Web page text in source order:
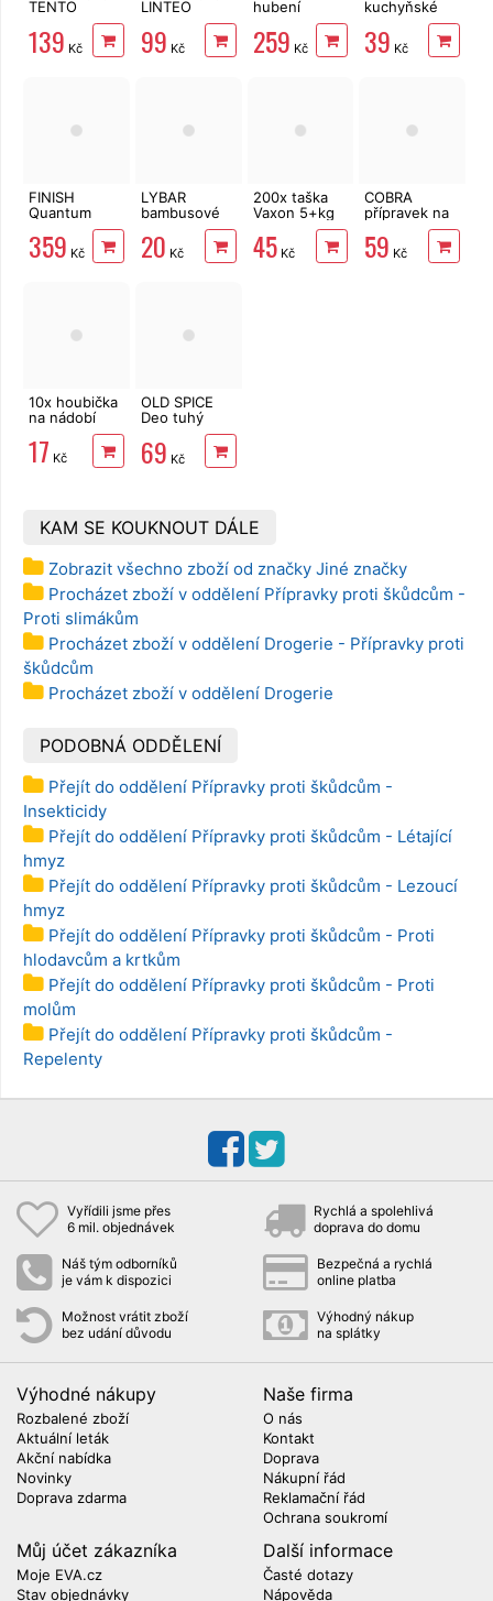
TENTO
Delicate
3vrstvý 24
139 Kč
LINTEO
3vrstvý 16
rolí, 240 m
99 Kč
hubení
slimáků 1kg
259 Kč
kuchyňské
Clean
2vrstvé, 4
39 Kč
FINISH
Quantum
Lemon 130 ks
359 Kč
LYBAR
bambusové
tyčinky 200
ks
20 Kč
200x taška
Vaxon 5+kg
12µm na roli
22+11x45 cm
45Kč
COBRA
přípravek na
Univerzální
400 ml
59 Kč
10x houbička
na nádobí
17 Kč
OLD SPICE
Deo tuhý
Rockstar 50
ml
69 Kč
KAM SE KOUKNOUT DÁLE
Zobrazit všechno zboží od značky Jiné značky
Procházet zboží v oddělení Přípravky proti škůdcům -
Proti slimákům
Procházet zboží v oddělení Drogerie - Přípravky proti
škůdcům
Procházet zboží v oddělení Drogerie
PODOBNÁ ODDĚLENÍ
Přejít do oddělení Přípravky proti škůdcům -
Insekticidy
Přejít do oddělení Přípravky proti škůdcům - Létající
hmyz
Přejít do oddělení Přípravky proti škůdcům - Lezoucí
hmyz
Přejít do oddělení Přípravky proti škůdcům - Proti
hlodavcům a krtkům
Přejít do oddělení Přípravky proti škůdcům - Proti
molům
Přejít do oddělení Přípravky proti škůdcům -
Repelenty
Vyřídili jsme přes
6 mil. objednávek
Rychlá a spolehlivá
doprava do domu
Náš tým odborníků
je vám k dispozici
Bezpečná a rychlá
online platba
Možnost vrátit zboží
bez udání důvodu
Výhodný nákup
na splátky
Výhodné nákupy
Rozbalené zboží
Aktuální leták
Akční nabídka
Novinky
Doprava zdarma
Naše firma
O nás
Kontakt
Doprava
Nákupní řád
Reklamační řád
Ochrana soukromí
Můj účet zákazníka
Moje EVA.cz
Stav objednávky
Další informace
Časté dotazy
Nápověda